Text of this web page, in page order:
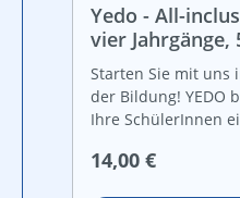
Yedo - All-
vier Jahrgänge,
Starten Sie mit uns
der Bildung! YEDO
Ihre SchülerInnen
Grundlage der
Regulärer Preis:
14,00 €